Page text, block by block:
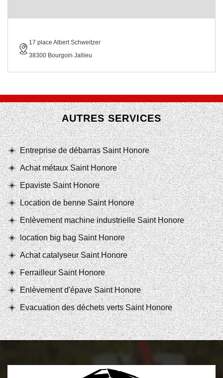
17 place Albert Schweitzer
38300 Bourgoin Jallieu
AUTRES SERVICES
Entreprise de débarras Saint Honore
Achat métaux Saint Honore
Epaviste Saint Honore
Location de benne Saint Honore
Enlèvement machine industrielle Saint Honore
location big bag Saint Honore
Achat catalyseur Saint Honore
Ferrailleur Saint Honore
Enlèvement d'épave Saint Honore
Evacuation des déchets verts Saint Honore